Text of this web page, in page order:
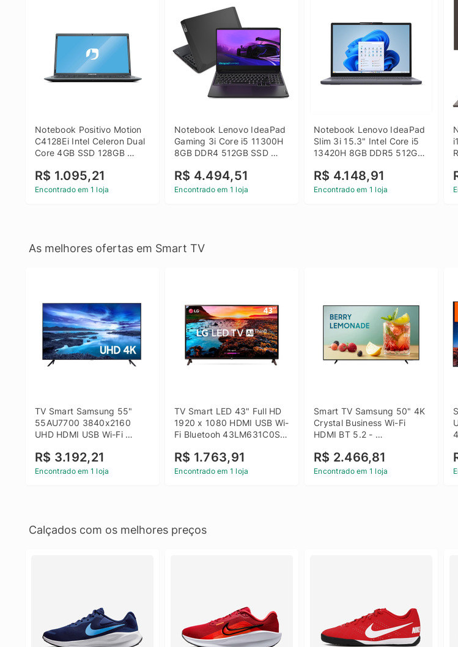
Notebook Positivo Motion
C4128Ei Intel Celeron Dual
Core 4GB SSD 128GB
R$ 1.095,21
Encontrado em 1 loja
Notebook Lenovo IdeaPad
Gaming 3i Core i5 11300H
8GB DDR4 512GB SSD
Linux - Preto
R$ 4.494,51
Encontrado em 1 loja
Notebook Lenovo IdeaPad
Slim 3i 15.3" Intel Core i5
13420H 8GB DDR5 512GB
R$ 4.148,91
Encontrado em 1 loja
As melhores ofertas em Smart TV
TV Smart Samsung 55"
55AU7700 3840x2160
UHD HDMI USB Wi-Fi
R$ 3.192,21
Encontrado em 1 loja
TV Smart LED 43" Full HD
1920 x 1080 HDMI USB Wi-
Fi Bluetooh 43LM631C0SB
R$ 1.763,91
Encontrado em 1 loja
Smart TV Samsung 50" 4K
Crystal Business Wi-Fi
HDMI BT 5.2 -
R$ 2.466,81
Encontrado em 1 loja
Calçados com os melhores preços